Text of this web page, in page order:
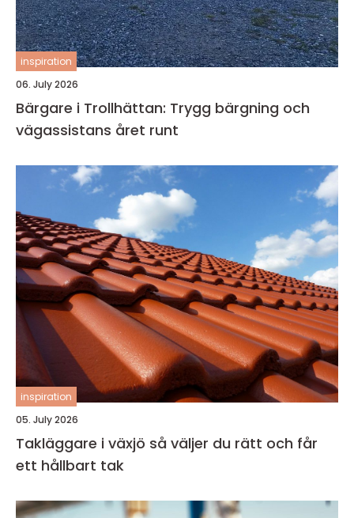
inspiration
06. July 2026
Bärgare i Trollhättan: Trygg bärgning och
vägassistans året runt
inspiration
05. July 2026
Takläggare i växjö så väljer du rätt och får
ett hållbart tak